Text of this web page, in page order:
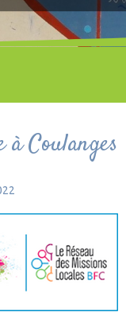
Coulanges